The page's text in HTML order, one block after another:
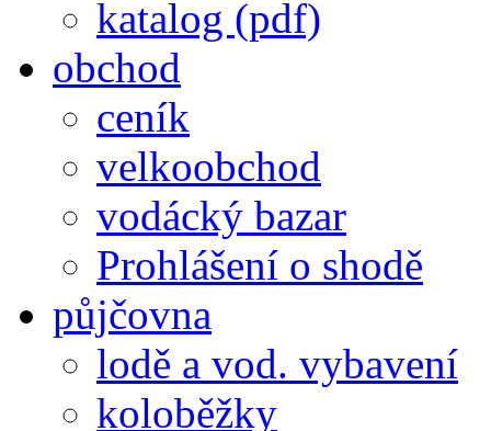
katalog (pdf)
obchod
ceník
velkoobchod
vodácký bazar
Prohlášení o shodě
půjčovna
lodě a vod. vybavení
koloběžky